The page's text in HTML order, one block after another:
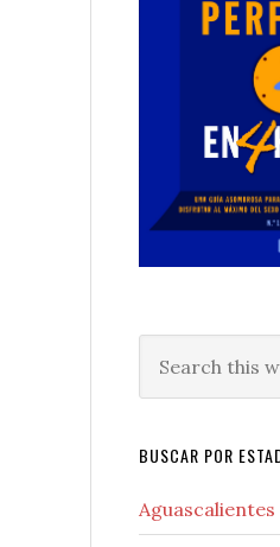
this
BUSCAR POR
Aguascalientes